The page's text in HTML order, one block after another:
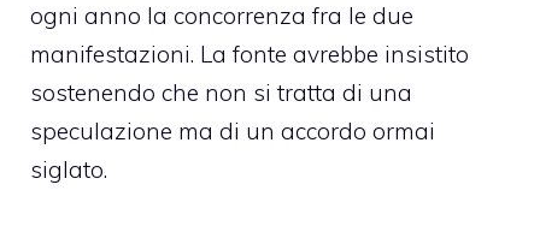
ogni anno la concorrenza fra le due
manifestazioni. La fonte avrebbe insistito
sostenendo che non si tratta di una
speculazione ma di un accordo ormai
siglato.